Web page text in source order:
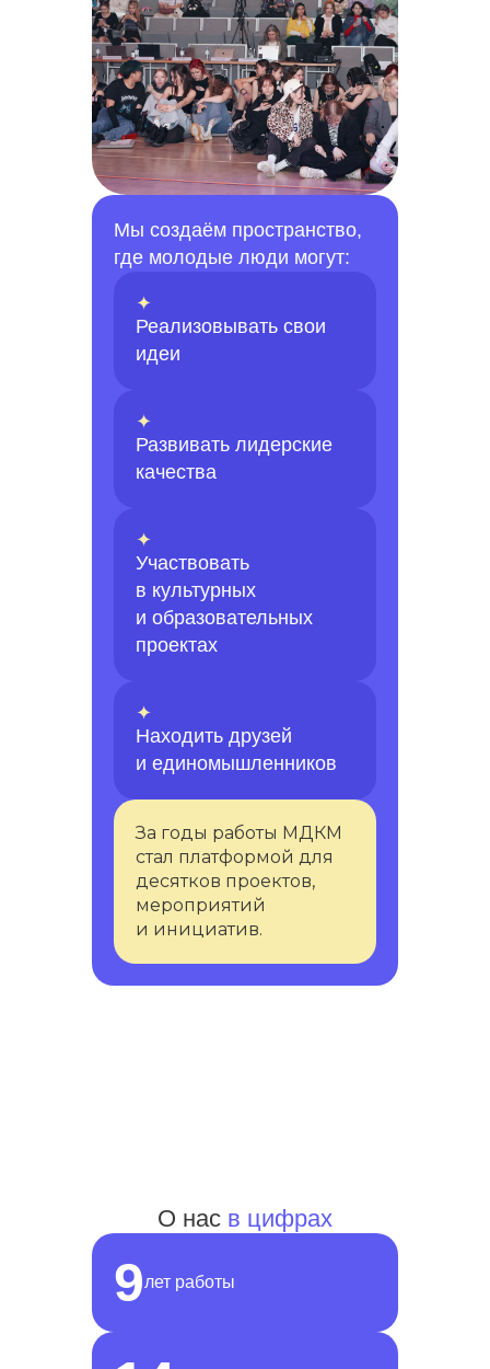
Мы создаём пространство,
где молодые люди могут:
✦
Реализовывать свои
идеи
✦
Развивать лидерские
качества
✦
Участвовать
в культурных
и образовательных
проектах
✦
Находить друзей
и единомышленников
За годы работы МДКМ
стал платформой для
десятков проектов,
мероприятий
и инициатив.
О нас в цифрах
9лет работы